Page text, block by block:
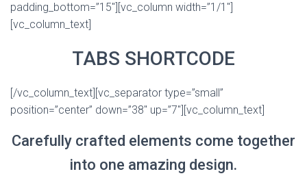
padding_bottom=”15″][vc_column width=”1/1″]
[vc_column_text]
TABS SHORTCODE
[/vc_column_text][vc_separator type=”small”
position=”center” down=”38″ up=”7″][vc_column_text]
Carefully crafted elements come together
into one amazing design.